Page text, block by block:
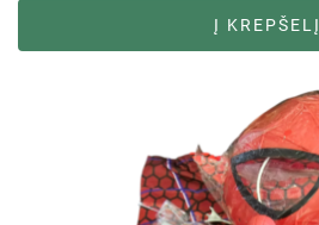
Į KREPŠELĮ